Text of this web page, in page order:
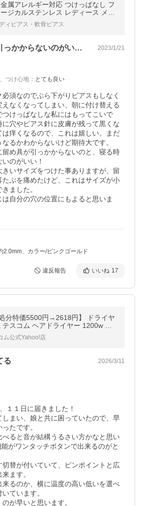
属アレルギー対応 つけっぱなし フ
ジカルステンレス レディース メン
用・2個セット』
ィピアス・軟骨ピアス
つけっぱなしと引っかからないのがいい。 2023/1/21
、 つけ心地 ： とても良い
須なのでぶら下がりピアスもしなく
なくなってしまい、朝に付け替える
けっぱなしな私にはもってこいで
穴やピアス針に皮膚が残って黒くな
は痒くなるので、これは嬉しい。まだ
るかわからないけど期待大です。
留め具が引っかからないのと、寝る時
のがいい！
きいサイズをつけた事ありますが、留
ぶを痛めたけど、これはサイズが小
ました。
自分の穴の位置にもよると思いま
2.0mm、カラー/ピンクゴールド
違反報告 いいね 17
処分特価5500円→2618円】 ドライヤ
テスコム ヘアドライヤー 1200w 冷
プロテクトイオン 折り畳み 安い T
式店 日本メーカー
ム公式Yahoo!店
る 2026/3/11
１１日に届きました！
しまい、娘と共に困っていたので、早
たです。
べると音が結構うるさい方かなと思い
がワンタッチボタンで出来るのがと
切替が付いていて、ピンポイントと広
ます。
来るのか、横に温度の高い低いを選べ
ています。
が早いと思います。